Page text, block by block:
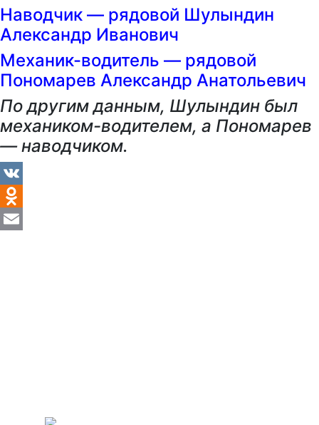
Наводчик — рядовой Шулындин
Александр Иванович
Механик-водитель — рядовой
Пономарев Александр Анатольевич
По другим данным, Шулындин был
механиком-водителем, а Пономарев
— наводчиком.
VK
Odnoklassniki